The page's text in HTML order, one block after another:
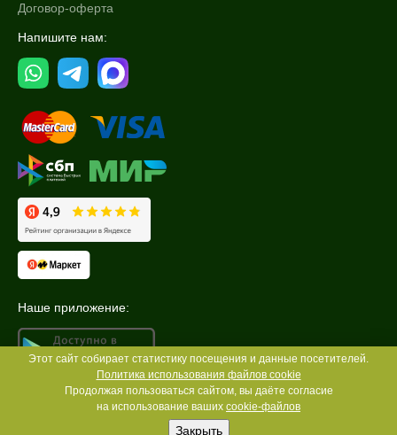
Договор-оферта
Напишите нам:
Наше приложение:
Этот сайт собирает статистику посещения и данные посетителей.
Политика использования файлов cookie
Продолжая пользоваться сайтом, вы даёте согласие
на использование ваших cookie-файлов
Закрыть